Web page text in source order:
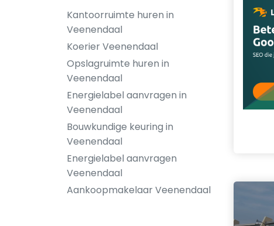
Kantoorruimte huren in
Veenendaal
Koerier Veenendaal
Opslagruimte huren in
Veenendaal
Energielabel aanvragen in
Veenendaal
Bouwkundige keuring in
Veenendaal
Energielabel aanvragen
Veenendaal
Aankoopmakelaar Veenendaal